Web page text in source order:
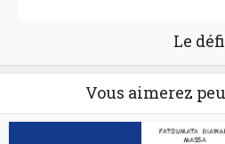
Le défi
Vous aimerez